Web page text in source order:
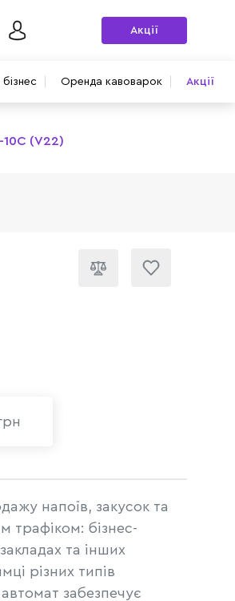
Оренда кавоварок Акції
Акції
(V22)
напоїв, закусок та
трафіком: бізнес-
та інших
різних типів
забезпечує